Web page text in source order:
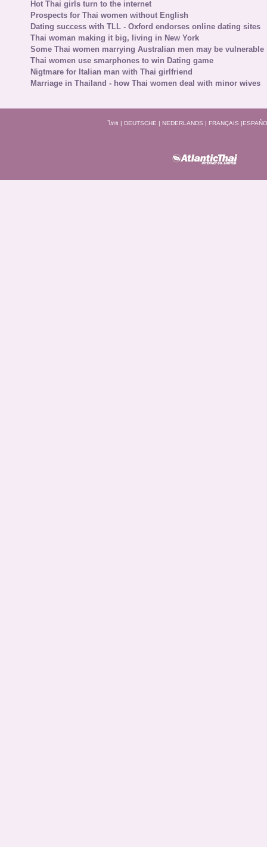
Hot Thai girls turn to the internet
Prospects for Thai women without English
Dating success with TLL - Oxford endorses online dating sites
Thai woman making it big, living in New York
Some Thai women marrying Australian men may be vulnerable
Thai women use smarphones to win Dating game
Nigtmare for Italian man with Thai girlfriend
Marriage in Thailand - how Thai women deal with minor wives
ไทย | DEUTSCHE | NEDERLANDS | FRANÇAIS |